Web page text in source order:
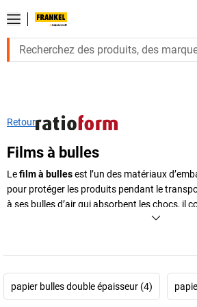
Retour
Films à bulles
Lefilm à bullesest l’un des matériaux
pour protéger les produits pendant le
à ses bulles d’air qui absorbent les chocs, il
efficace pour sécuriser les objets fragiles et
en
versions antistatiques ou même
papier bulles double épaisseur (4)